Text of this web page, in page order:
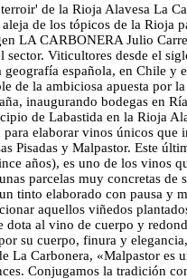
de la Rioja Alavesa La
de los tópicos de la Rioja
LA CARBONERA Julio
sector. Viticultores desde el
geografía española, en Chile y
de la ambiciosa apuesta por
inaugurando bodegas en
de Labastida en la Rioja
elaborar vinos únicos que
Pisadas y Malpastor. Este
años), es uno de los vinos
parcelas muy concretas
tinto elaborado con pausa y
aquellos viñedos
dota al vino de cuerpo y
su cuerpo, finura y
La Carbonera, «Malpastor
Conjugamos la tradición